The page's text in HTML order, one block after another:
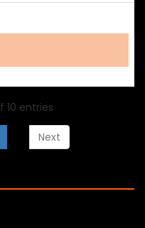
10 entries
Next